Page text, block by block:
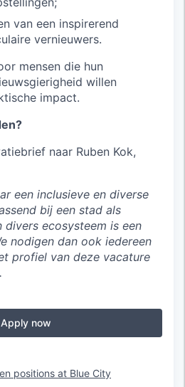
van een inspirerend
vernieuwers.
mensen die hun
willen
impact.
naar Ruben Kok,
een inclusieve en diverse
bij een stad als
divers ecosysteem is een
nodigen dan ook iedereen
profiel van deze vacature
Apply now
positions at Blue City